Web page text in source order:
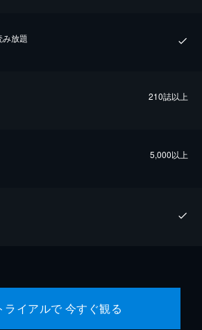
み放題
210誌以上
5,000以上
ライアルで 今すぐ観る